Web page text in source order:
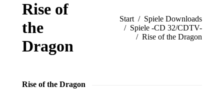
Rise of
the
Dragon
Sie befinden sich hier:
Start
Spiele Downloads
Spiele -CD 32/CDTV-
Rise of the Dragon
Rise of the Dragon